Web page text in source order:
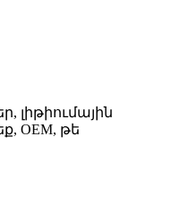
լիթիումային
OEM, թե